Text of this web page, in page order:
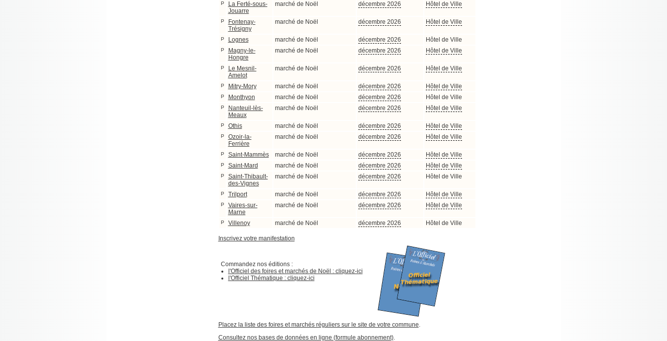
P
La Ferté-sous-
Jouarre
marché de Noël décembre 2026 Hôtel de Ville
P
Fontenay-
Trésigny
marché de Noël décembre 2026 Hôtel de Ville
P Lognes marché de Noël décembre 2026 Hôtel de Ville
P
Magny-le-
Hongre
marché de Noël décembre 2026 Hôtel de Ville
P
Le Mesnil-
Amelot
marché de Noël décembre 2026 Hôtel de Ville
P Mitry-Mory marché de Noël décembre 2026 Hôtel de Ville
P Monthyon marché de Noël décembre 2026 Hôtel de Ville
P
Nanteuil-lès-
Meaux
marché de Noël décembre 2026 Hôtel de Ville
P Othis marché de Noël décembre 2026 Hôtel de Ville
P
Ozoir-la-
Ferrière
marché de Noël décembre 2026 Hôtel de Ville
P Saint-Mammès marché de Noël décembre 2026 Hôtel de Ville
P Saint-Mard marché de Noël décembre 2026 Hôtel de Ville
P
Saint-Thibault-
des-Vignes
marché de Noël décembre 2026 Hôtel de Ville
P Trilport marché de Noël décembre 2026 Hôtel de Ville
P
Vaires-sur-
Marne
marché de Noël décembre 2026 Hôtel de Ville
P Villenoy marché de Noël décembre 2026 Hôtel de Ville
Inscrivez votre manifestation
Commandez nos éditions :
l'Officiel des foires et marchés de Noël : cliquez-ici
l'Officiel Thématique : cliquez-ici
Placez la liste des foires et marchés réguliers sur le site de votre commune.
Consultez nos bases de données en ligne (formule abonnement).